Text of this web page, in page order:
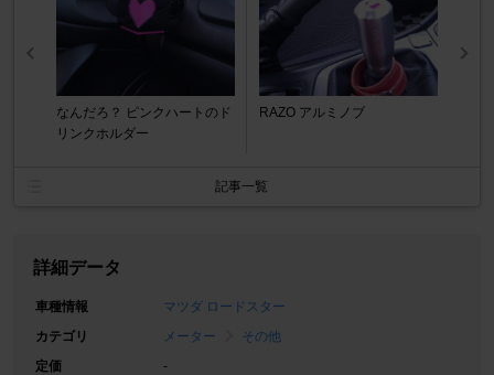
なんだろ？ ピンクハートのド
リンクホルダー
RAZO アルミノブ
記事一覧
詳細データ
車種情報
マツダ ロードスター
カテゴリ
メーター
その他
定価
-